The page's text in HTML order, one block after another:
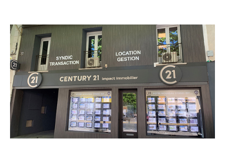
CENTURY 21 Impact Immobilier
18 avenue du Général de Gaulle
ALES - 30100
Envoyer un message
Téléphoner à l'agence